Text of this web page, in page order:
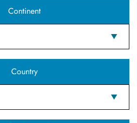
Continent
Country